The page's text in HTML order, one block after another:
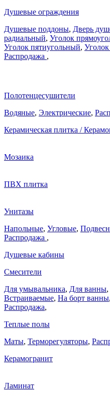
Душевые ограждения
Душевые поддоны, Дверь
радиальный, Уголок
Уголок пятиугольный,
Распродажа ,
Полотенцесушители
Водяные, Электрические,
Керамическая плитка /
Мозаика
ПВХ плитка
Унитазы
Напольные, Угловые,
Распродажа ,
Душевые кабины
Смесители
Для умывальника, Для ванны,
Встраиваемые, На борт ванны,
Распродажа,
Теплые полы
Маты, Терморегуляторы,
Керамогранит
Ламинат